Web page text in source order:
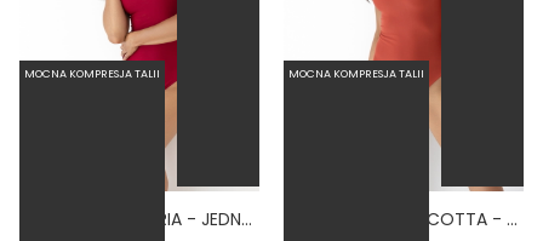
BASIC TALL SANGRIA - JEDNOCZĘŚCIOWY STRÓJ KĄPIELOWY DLA WYSOKICH MODELUJĄCY BORDOWY BASIC TALL TERRACOTTA - JEDNOCZĘŚCIOWY STRÓJ KĄPIELOWY DLA WYSOKICH MODELUJĄCY CEGLANY
MOCNA KOMPRESJA TALII MOCNA KOMPRESJA TALII